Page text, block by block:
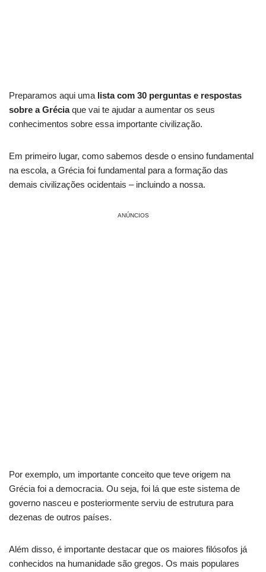
Preparamos aqui uma lista com 30 perguntas e respostas
sobre a Gréciaque vai te ajudar a aumentar os seus
conhecimentos sobre essa importante civilização.
Em primeiro lugar, como sabemos desde o ensino fundamental
na escola, a Grécia foi fundamental para a formação das
demais civilizações ocidentais – incluindo a nossa.
ANÚNCIOS
Por exemplo, um importante conceito que teve origem na
Grécia foi a democracia. Ou seja, foi lá que este sistema de
governo nasceu e posteriormente serviu de estrutura para
dezenas de outros países.
Além disso, é importante destacar que os maiores filósofos já
conhecidos na humanidade são gregos. Os mais populares